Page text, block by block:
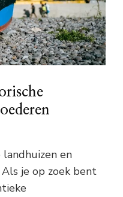
en
je op zoek bent